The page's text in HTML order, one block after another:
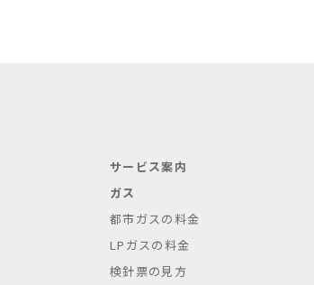
サービス案内
ガス
都市ガスの料金
LPガスの料金
検針票の見方